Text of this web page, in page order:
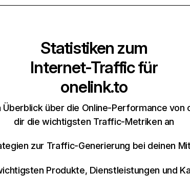
Statistiken zum
Internet-Traffic für
onelink.to
über die Online-Performance von
dir die wichtigsten Traffic-Metriken an
zur Traffic-Generierung bei deinen
Produkte, Dienstleistungen und